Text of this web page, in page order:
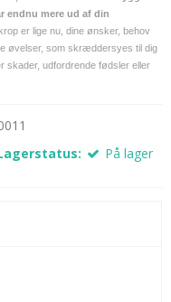
endnu mere ud af din
er lige nu, dine ønsker, behov
øvelser, som skræddersyes til dig
skader, udfordrende fødsler eller
På lager